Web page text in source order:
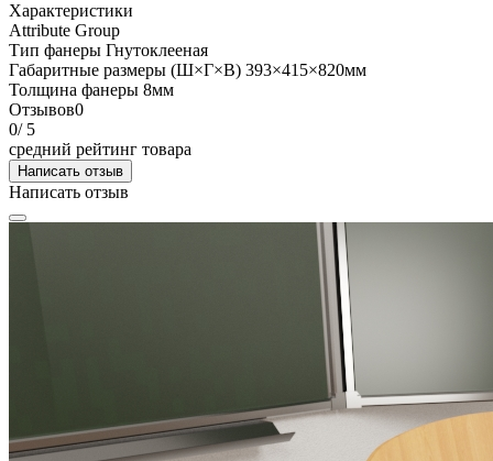
Характеристики
Attribute Group
Тип фанеры Гнутоклееная
Габаритные размеры (Ш×Г×В) 393×415×820мм
Толщина фанеры 8мм
Отзывов0
0/ 5
средний рейтинг товара
Написать отзыв
Написать отзыв